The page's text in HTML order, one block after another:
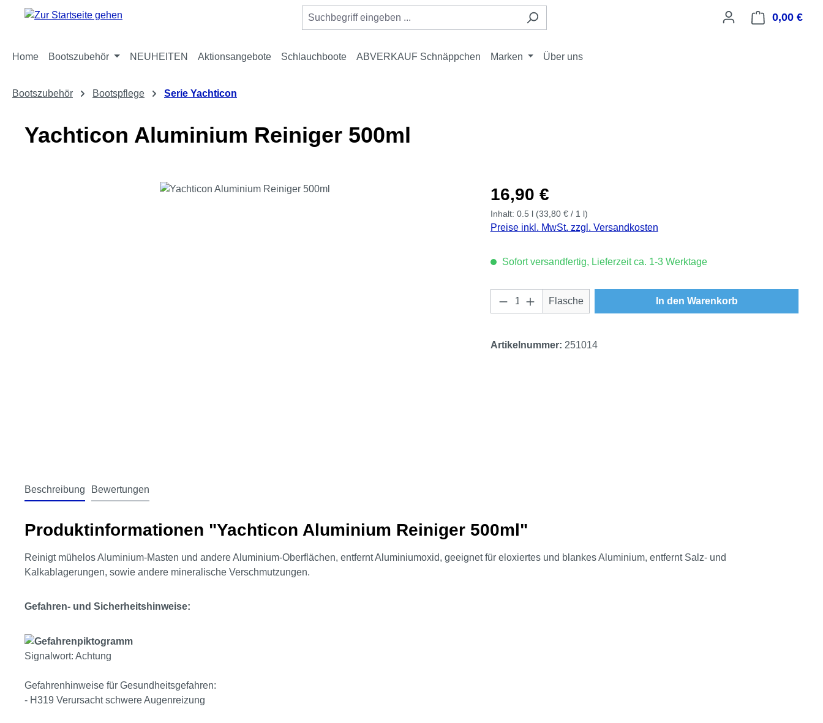
Hauptinhalt springen
Zur Suche springen
Zur Hauptnavigation springen 0,00 €
Home Bootszubehör NEUHEITEN Aktionsangebote Schlauchboote ABVERKAUF Schnäppchen Marken Über uns
Bootszubehör Bootspflege Serie Yachticon
Yachticon Aluminium Reiniger 500ml
Regulärer Preis:
16,90 €
Inhalt: 0.5 l (33,80 € / 1 l)
Preise inkl. MwSt. zzgl. Versandkosten
Sofort versandfertig, Lieferzeit ca. 1-3 Werktage
Produkt Anzahl: Gib den gewünschten Wert ein
Flasche In den Warenkorb
Artikelnummer: 251014
Beschreibung Bewertungen
Produktinformationen "Yachticon Aluminium Reiniger 500ml"
Reinigt mühelos Aluminium-Masten und andere Aluminium-Oberflächen, entfernt Aluminiumoxid, geeignet für eloxiertes und blankes Aluminium, entfernt Salz- und
Kalkablagerungen, sowie andere mineralische Verschmutzungen.
Gefahren- und Sicherheitshinweise:
Signalwort: Achtung
Gefahrenhinweise für Gesundheitsgefahren:
- H319 Verursacht schwere Augenreizung